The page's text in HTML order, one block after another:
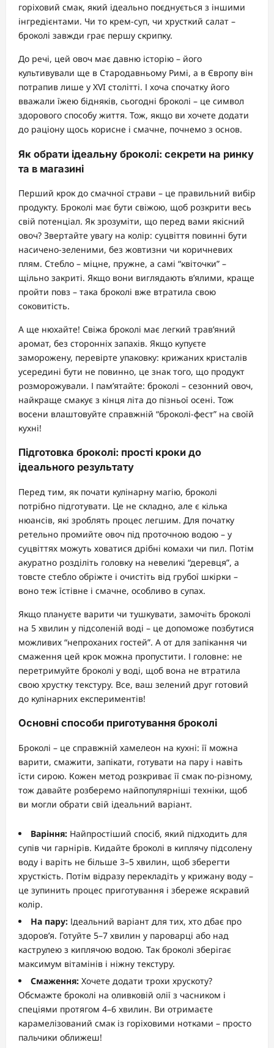
горіховий смак, який ідеально поєднується з іншими
інгредієнтами. Чи то крем-суп, чи хрусткий салат –
броколі завжди грає першу скрипку.
До речі, цей овоч має давню історію – його
культивували ще в Стародавньому Римі, а в Європу він
потрапив лише у XVI столітті. І хоча спочатку його
вважали їжею бідняків, сьогодні броколі – це символ
здорового способу життя. Тож, якщо ви хочете додати
до раціону щось корисне і смачне, почнемо з основ.
Як обрати ідеальну броколі: секрети на ринку
та в магазині
Перший крок до смачної страви – це правильний вибір
продукту. Броколі має бути свіжою, щоб розкрити весь
свій потенціал. Як зрозуміти, що перед вами якісний
овоч? Звертайте увагу на колір: суцвіття повинні бути
насичено-зеленими, без жовтизни чи коричневих
плям. Стебло – міцне, пружне, а самі “квіточки” –
щільно закриті. Якщо вони виглядають в’ялими, краще
пройти повз – така броколі вже втратила свою
соковитість.
А ще нюхайте! Свіжа броколі має легкий трав’яний
аромат, без сторонніх запахів. Якщо купуєте
заморожену, перевірте упаковку: крижаних кристалів
усередині бути не повинно, це знак того, що продукт
розморожували. І пам’ятайте: броколі – сезонний овоч,
найкраще смакує з кінця літа до пізньої осені. Тож
восени влаштовуйте справжній “броколі-фест” на своїй
кухні!
Підготовка броколі: прості кроки до
ідеального результату
Перед тим, як почати кулінарну магію, броколі
потрібно підготувати. Це не складно, але є кілька
нюансів, які зроблять процес легшим. Для початку
ретельно промийте овоч під проточною водою – у
суцвіттях можуть ховатися дрібні комахи чи пил. Потім
акуратно розділіть головку на невеликі “деревця”, а
товсте стебло обріжте і очистіть від грубої шкірки –
воно теж їстівне і смачне, особливо в супах.
Якщо плануєте варити чи тушкувати, замочіть броколі
на 5 хвилин у підсоленій воді – це допоможе позбутися
можливих “непроханих гостей”. А от для запікання чи
смаження цей крок можна пропустити. І головне: не
перетримуйте броколі у воді, щоб вона не втратила
свою хрустку текстуру. Все, ваш зелений друг готовий
до кулінарних експериментів!
Основні способи приготування броколі
Броколі – це справжній хамелеон на кухні: її можна
варити, смажити, запікати, готувати на пару і навіть
їсти сирою. Кожен метод розкриває її смак по-різному,
тож давайте розберемо найпопулярніші техніки, щоб
ви могли обрати свій ідеальний варіант.
Варіння: Найпростіший спосіб, який підходить для
супів чи гарнірів. Кидайте броколі в киплячу підсолену
воду і варіть не більше 3–5 хвилин, щоб зберегти
хрусткість. Потім відразу перекладіть у крижану воду –
це зупинить процес приготування і збереже яскравий
колір.
На пару: Ідеальний варіант для тих, хто дбає про
здоров’я. Готуйте 5–7 хвилин у пароварці або над
каструлею з киплячою водою. Так броколі зберігає
максимум вітамінів і ніжну текстуру.
Смаження: Хочете додати трохи хрускоту?
Обсмажте броколі на оливковій олії з часником і
спеціями протягом 4–6 хвилин. Ви отримаєте
карамелізований смак із горіховими нотками – просто
пальчики оближеш!